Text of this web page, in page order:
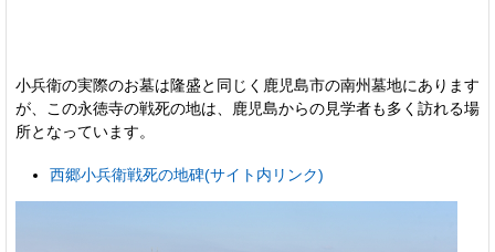
小兵衛の実際のお墓は隆盛と同じく鹿児島市の南州墓地にあります
が、この永徳寺の戦死の地は、鹿児島からの見学者も多く訪れる場
所となっています。
西郷小兵衛戦死の地碑(サイト内リンク)